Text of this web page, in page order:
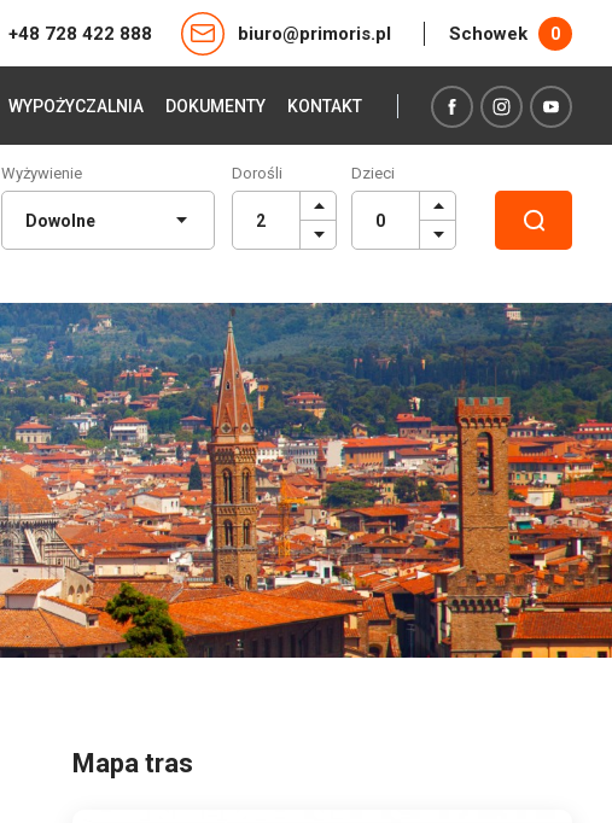
+48 728 422 888 biuro@primoris.pl Schowek 0
WYPOŻYCZALNIA DOKUMENTY KONTAKT
Wyżywienie Dorośli Dzieci
Mapa tras